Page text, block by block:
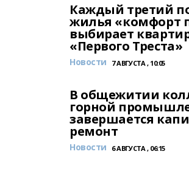
Каждый третий
жилья «комфорт
выбирает
«Первого Треста»
Новости 7 АВГУСТА , 10:05
В общежитии
горной
завершается
ремонт
Новости 6 АВГУСТА , 06:15